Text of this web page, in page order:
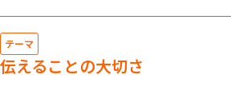
テーマ
伝えることの大切さ